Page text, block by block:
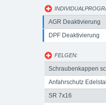
AGR Deaktivierung
DPF Deaktivierung
FELGEN:
Schraubenkappen
Anfahrschutz
SR 7x16